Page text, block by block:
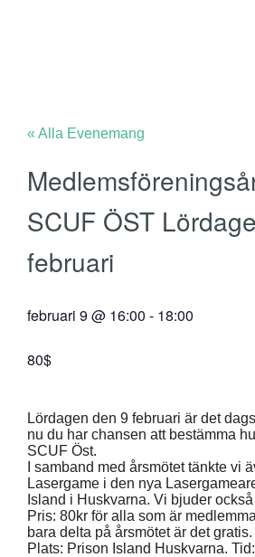
« Alla Evenemang
SCUF ÖST
februari
februari 9 @ 16:00 - 18:00
80$
Lördagen den 9 februari är det
nu du har chansen att bestämma
SCUF Öst.
I samband med årsmötet tänkte vi
Lasergame i den nya
Island i Huskvarna. Vi bjuder
Pris: 80kr för alla som är
bara delta på årsmötet är det gratis.
Plats: Prison Island Huskvarna.